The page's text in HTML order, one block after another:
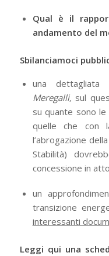
Qual è il
andamento del
Sbilanciamoci
una
Meregalli, sul
su quante sono
quelle che con
l’abrogazione
Stabilità)
concessione in
un
transizione
interessanti
Leggi qui una